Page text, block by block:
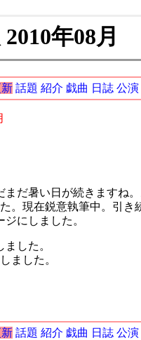
年08月
話題 紹介 戯曲 日誌 公演
だ暑い日が続きますね
。現在鋭意執筆中。引き
にしました。
した。
ました。
話題 紹介 戯曲 日誌 公演